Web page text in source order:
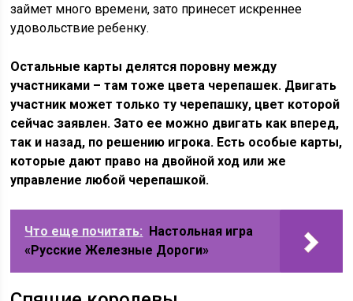
займет много времени, зато принесет искреннее
удовольствие ребенку.
Остальные карты делятся поровну между
участниками – там тоже цвета черепашек. Двигать
участник может только ту черепашку, цвет которой
сейчас заявлен. Зато ее можно двигать как вперед,
так и назад, по решению игрока. Есть особые карты,
которые дают право на двойной ход или же
управление любой черепашкой.
Что еще почитать: Настольная игра
«Русские Железные Дороги»